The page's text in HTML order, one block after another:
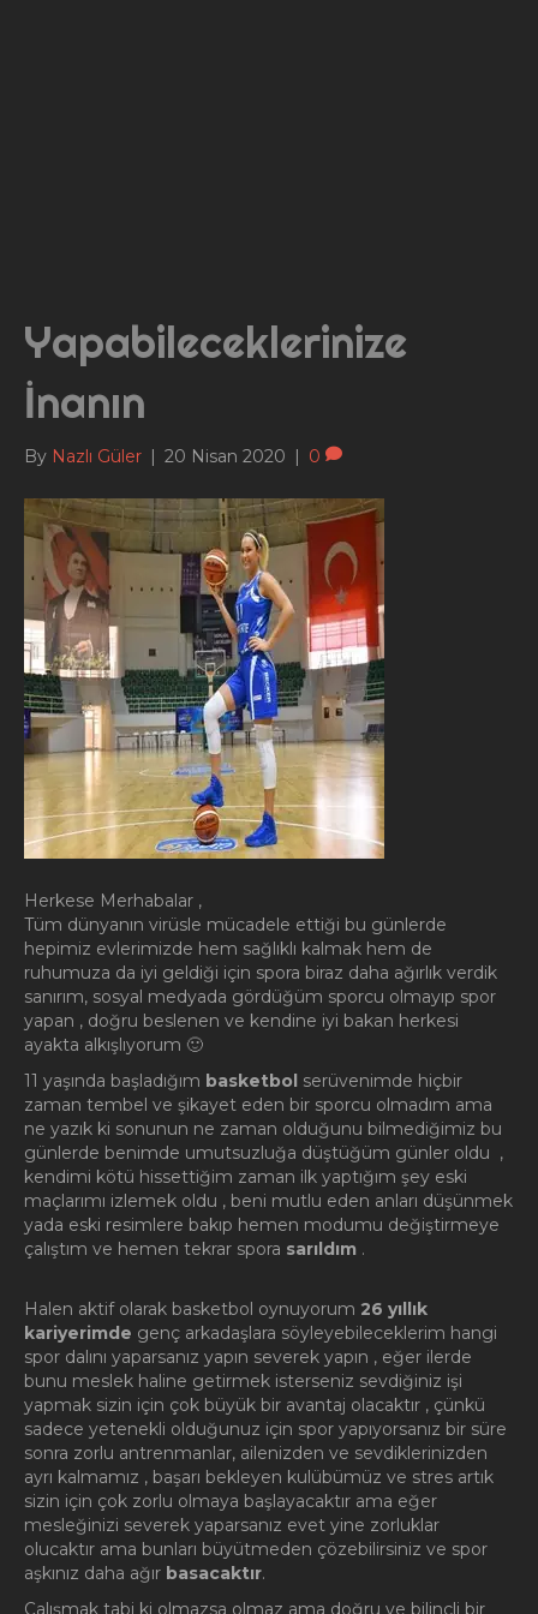
Yapabileceklerinize
İnanın
By Nazlı Güler | 20 Nisan 2020 | 0
Herkese Merhabalar ,
Tüm dünyanın virüsle mücadele ettiği bu günlerde
hepimiz evlerimizde hem sağlıklı kalmak hem de
ruhumuza da iyi geldiği için spora biraz daha ağırlık verdik
sanırım, sosyal medyada gördüğüm sporcu olmayıp spor
yapan , doğru beslenen ve kendine iyi bakan herkesi
ayakta alkışlıyorum 🙂
11 yaşında başladığım basketbol serüvenimde hiçbir
zaman tembel ve şikayet eden bir sporcu olmadım ama
ne yazık ki sonunun ne zaman olduğunu bilmediğimiz bu
günlerde benimde umutsuzluğa düştüğüm günler oldu ,
kendimi kötü hissettiğim zaman ilk yaptığım şey eski
maçlarımı izlemek oldu , beni mutlu eden anları düşünmek
yada eski resimlere bakıp hemen modumu değiştirmeye
çalıştım ve hemen tekrar spora sarıldım .
Halen aktif olarak basketbol oynuyorum 26 yıllık
kariyerimde genç arkadaşlara söyleyebileceklerim hangi
spor dalını yaparsanız yapın severek yapın , eğer ilerde
bunu meslek haline getirmek isterseniz sevdiğiniz işi
yapmak sizin için çok büyük bir avantaj olacaktır , çünkü
sadece yetenekli olduğunuz için spor yapıyorsanız bir süre
sonra zorlu antrenmanlar, ailenizden ve sevdiklerinizden
ayrı kalmamız , başarı bekleyen kulübümüz ve stres artık
sizin için çok zorlu olmaya başlayacaktır ama eğer
mesleğinizi severek yaparsanız evet yine zorluklar
olucaktır ama bunları büyütmeden çözebilirsiniz ve spor
aşkınız daha ağır basacaktır.
Çalışmak tabi ki olmazsa olmaz ama doğru ve bilinçli bir